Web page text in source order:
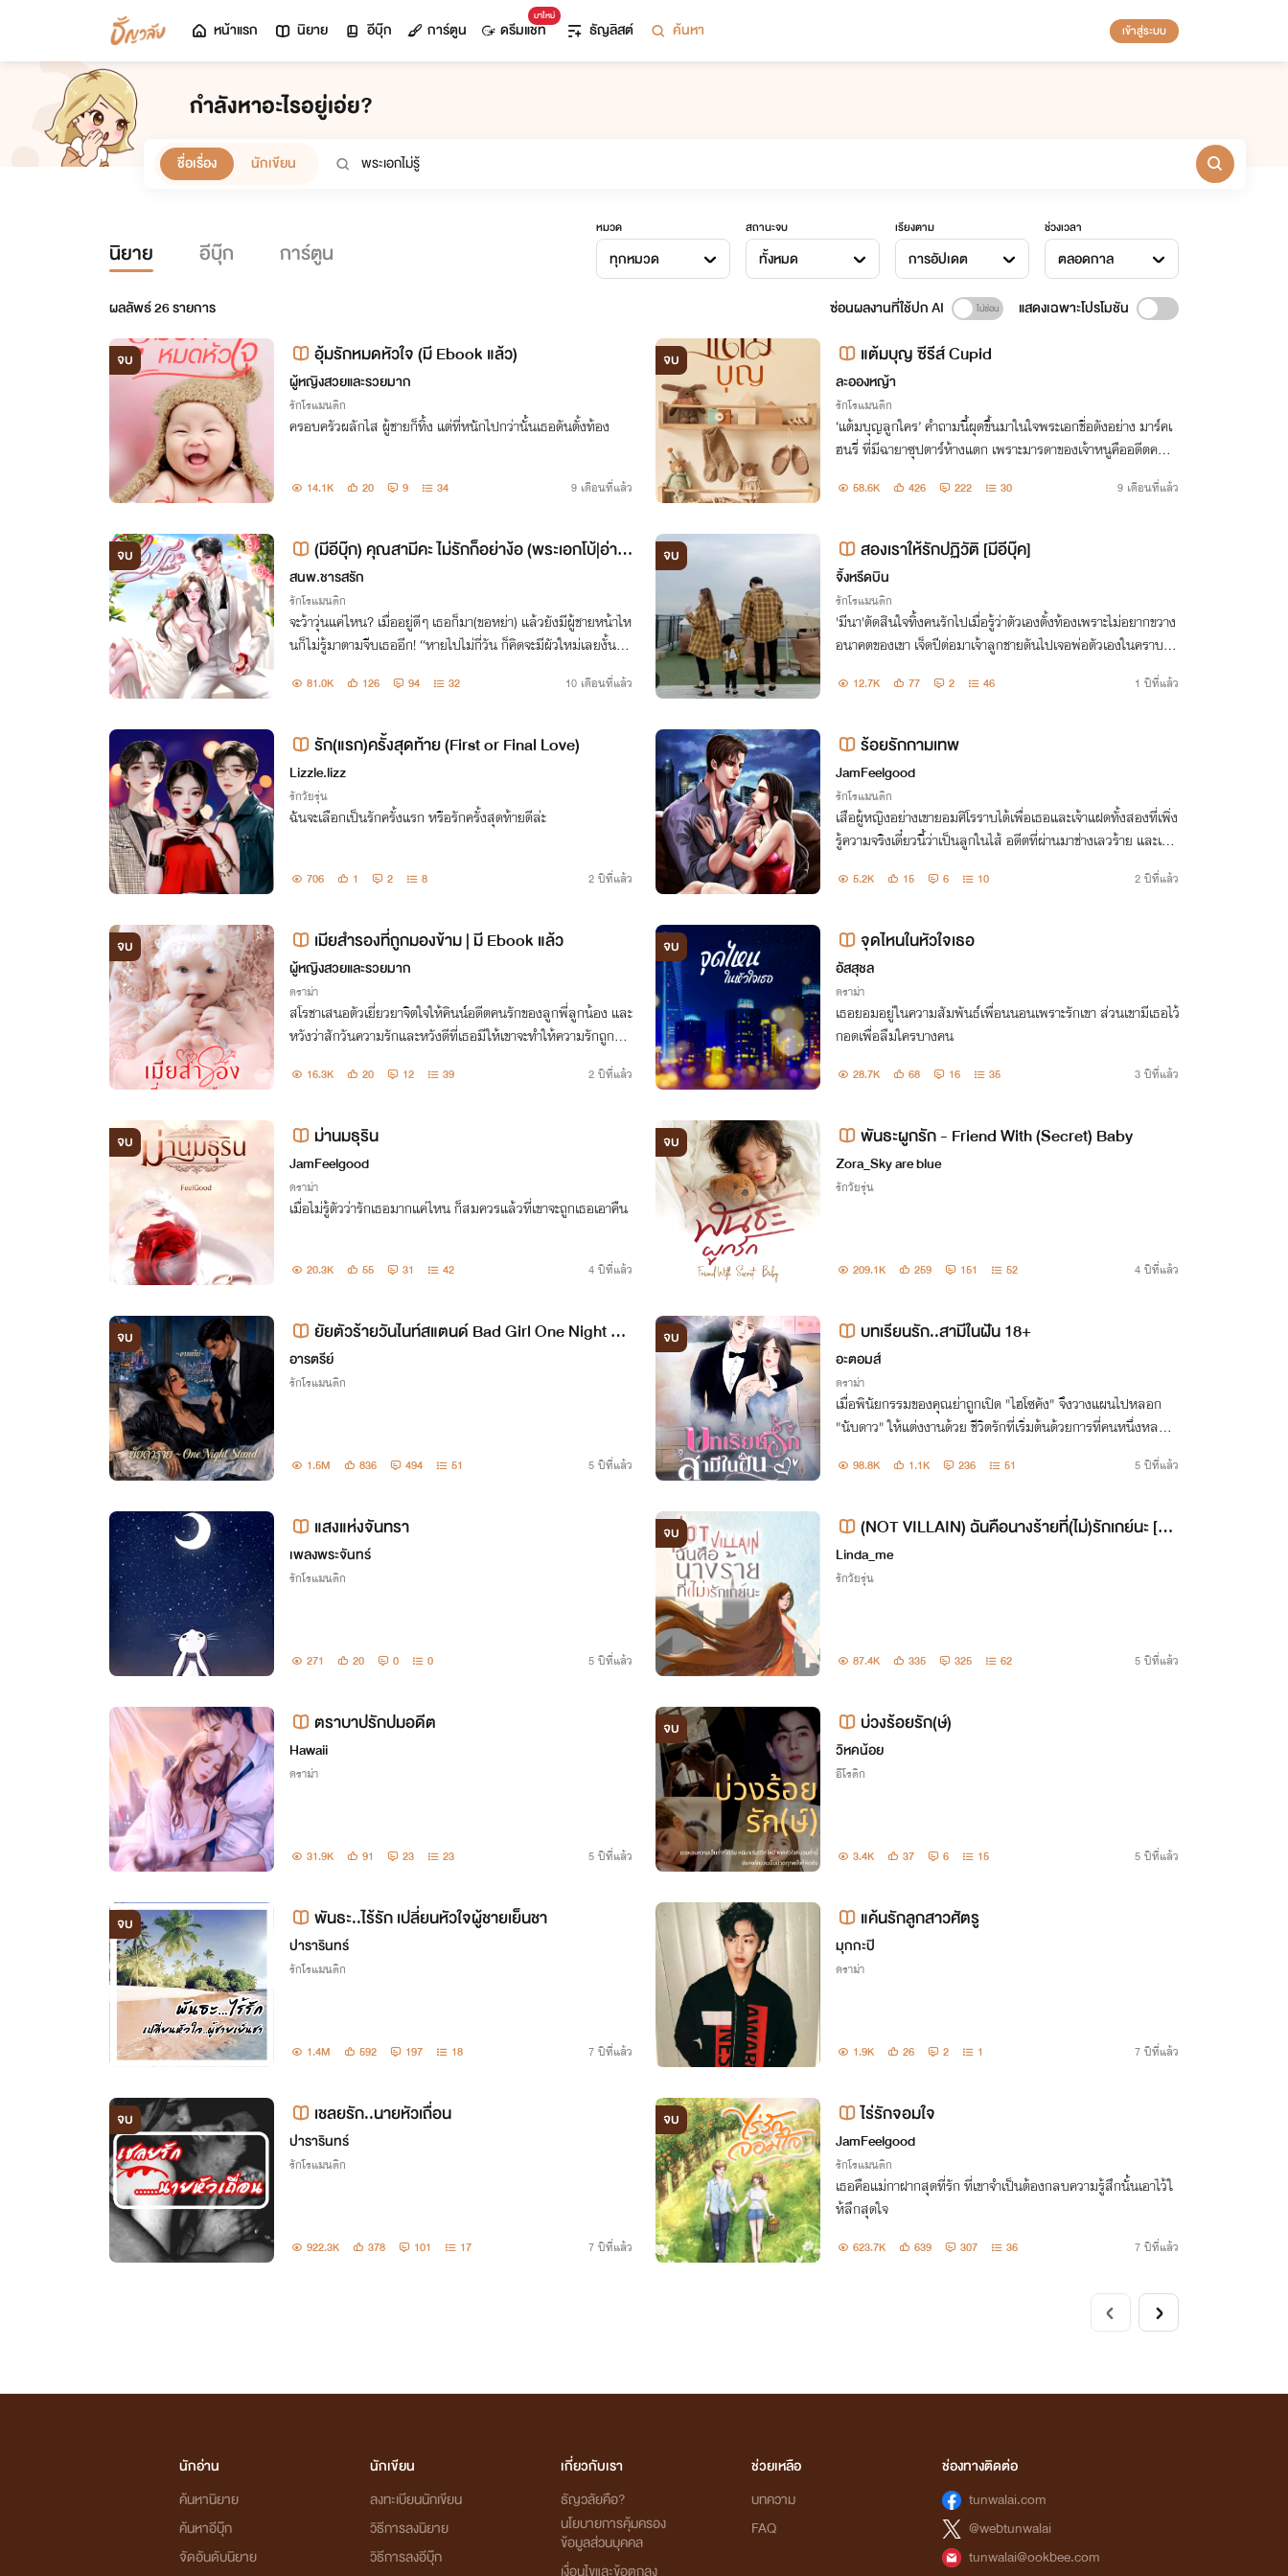
หน้าแรก นิยาย อีบุ๊ก การ์ตูน
มาใหม่
ดรีมแชท ธัญลิสต์ ค้นหา เข้าสู่ระบบ
กำลังหาอะไรอยู่เอ่ย?
ชื่อเรื่อง นักเขียน
นิยาย อีบุ๊ก การ์ตูน
หมวด
ทุกหมวด
สถานะจบ
ทั้งหมด
เรียงตาม
การอัปเดต
ช่วงเวลา
ตลอดกาล
ผลลัพธ์26รายการ ซ่อนผลงานที่ใช้ปก AI แสดงเฉพาะโปรโมชัน
จบ อุ้มรักหมดหัวใจ (มี Ebook แล้ว)
ผู้หญิงสวยและรวยมาก
รักโรแมนติก
ครอบครัวผลักไส ผู้ชายก็ทิ้ง แต่ที่หนักไปกว่านั้นเธอดันตั้งท้อง
14.1K 20 9 34 9 เดือนที่แล้ว
จบ แต้มบุญ ซีรีส์ Cupid
ละอองหญ้า
รักโรแมนติก
‘แต้มบุญลูกใคร’ คำถามนี้ผุดขึ้นมาในใจพระเอกชื่อดังอย่าง มาร์คเ
ฮนรี่ ที่มีฉายาซุปตาร์ห้างแตก เพราะมารดาของเจ้าหนูคืออดีตคนรั
มเหมือนเขา
58.6K 426 222 30 9 เดือนที่แล้ว
จบ
(มีอีบุ๊ก) คุณสามีคะ ไม่รักก็อย่าง้อ (พระเอกโบ้|อ่าน
ฟรี)
สนพ.ชารสรัก
รักโรแมนติก
จะว้าวุ่นแค่ไหน? เมื่ออยู่ดีๆ เธอก็มา(ขอหย่า) แล้วยังมีผู้ชายหน้าไห
นก็ไม่รู้มาตามจีบเธออีก! “หายไปไม่กี่วัน ก็คิดจะมีผัวใหม่เลยงั้นเห
81.0K 126 94 32 10 เดือนที่แล้ว
จบ สองเราให้รักปฏิวัติ [มีอีบุ๊ค]
จิ้งหรีดบิน
รักโรแมนติก
'มีนา'ตัดสินใจทิ้งคนรักไปเมื่อรู้ว่าตัวเองตั้งท้องเพราะไม่อยากขวาง
อนาคตของเขา เจ็ดปีต่อมาเจ้าลูกชายดันไปเจอพ่อตัวเองในคราบซีอี
มียคืน!
12.7K 77 2 46 1 ปีที่แล้ว
รัก(แรก)ครั้งสุดท้าย (First or Final Love)
Lizzle.lizz
รักวัยรุ่น
ฉันจะเลือกเป็นรักครั้งแรก หรือรักครั้งสุดท้ายดีล่ะ
706 1 2 8 2 ปีที่แล้ว
ร้อยรักกามเทพ
JamFeelgood
รักโรแมนติก
เสือผู้หญิงอย่างเขายอมศิโรราบได้เพื่อเธอและเจ้าแฝดทั้งสองที่เพิ่ง
รู้ความจริงเดี๋ยวนี้ว่าเป็นลูกในไส้ อดีตที่ผ่านมาช่างเลวร้าย และเขา
5.2K 15 6 10 2 ปีที่แล้ว
จบ เมียสำรองที่ถูกมองข้าม | มี Ebook แล้ว
ผู้หญิงสวยและรวยมาก
ดราม่า
สโรชาเสนอตัวเยี่ยวยาจิตใจให้คินน์อดีตคนรักของลูกพี่ลูกน้อง และ
หวังว่าสักวันความรักและหวังดีที่เธอมีให้เขาจะทำให้ความรักถูกแบ่
คนเก่าไม่ได้
16.3K 20 12 39 2 ปีที่แล้ว
จบ จุดไหนในหัวใจเธอ
อัสสุชล
ดราม่า
เธอยอมอยู่ในความสัมพันธ์เพื่อนนอนเพราะรักเขา ส่วนเขามีเธอไว้
กอดเพื่อลืมใครบางคน
28.7K 68 16 35 3 ปีที่แล้ว
จบ ม่านมธุริน
JamFeelgood
ดราม่า
เมื่อไม่รู้ตัวว่ารักเธอมากแค่ไหน ก็สมควรแล้วที่เขาจะถูกเธอเอาคืน
20.3K 55 31 42 4 ปีที่แล้ว
จบ พันธะผูกรัก - Friend With (Secret) Baby
Zora_Sky are blue
รักวัยรุ่น
209.1K 259 151 52 4 ปีที่แล้ว
จบ
ยัยตัวร้ายวันไนท์สแตนด์ Bad Girl One Night St
and
อารตรีย์
รักโรแมนติก
1.5M 836 494 51 5 ปีที่แล้ว
จบ บทเรียนรัก..สามีในฝัน 18+
อะตอมส์
ดราม่า
เมื่อพินัยกรรมของคุณย่าถูกเปิด "ไฮโซคัง" จึงวางแผนไปหลอก
"นับดาว" ให้แต่งงานด้วย ชีวิตรักที่เริ่มต้นด้วยการที่คนหนึ่งหลอก
หลอกใช้
98.8K 1.1K 236 51 5 ปีที่แล้ว
แสงแห่งจันทรา
เพลงพระจันทร์
รักโรแมนติก
271 20 0 0 5 ปีที่แล้ว
จบ
(NOT VILLAIN) ฉันคือนางร้ายที่(ไม่)รักเกย์นะ [ภา
คต่อ] 4p
Linda_me
รักวัยรุ่น
87.4K 335 325 62 5 ปีที่แล้ว
ตราบาป​รักปมอดีต
Hawaii
ดราม่า
31.9K 91 23 23 5 ปีที่แล้ว
จบ บ่วงร้อยรัก(ษ์)
วิหคน้อย
อีโรติก
3.4K 37 6 15 5 ปีที่แล้ว
จบ พันธะ..ไร้รัก เปลี่ยนหัวใจผู้ชายเย็นชา
ปารารินทร์
รักโรแมนติก
1.4M 592 197 18 7 ปีที่แล้ว
แค้นรักลูกสาวศัตรู
มุกกะปิ
ดราม่า
1.9K 26 2 1 7 ปีที่แล้ว
จบ เชลยรัก..นายหัวเถื่อน
ปารารินทร์
รักโรแมนติก
922.3K 378 101 17 7 ปีที่แล้ว
จบ ไร่รักจอมใจ
JamFeelgood
รักโรแมนติก
เธอคือแม่กาฝากสุดที่รัก ที่เขาจำเป็นต้องกลบความรู้สึกนั้นเอาไว้ใ
ห้ลึกสุดใจ
623.7K 639 307 36 7 ปีที่แล้ว
นักอ่าน
ค้นหานิยาย
ค้นหาอีบุ๊ก
จัดอันดับนิยาย
นักเขียน
ลงทะเบียนนักเขียน
วิธีการลงนิยาย
วิธีการลงอีบุ๊ก
เกี่ยวกับเรา
ธัญวลัยคือ?
นโยบายการคุ้มครอง
ข้อมูลส่วนบุคคล
ช่วยเหลือ
บทความ
FAQ
ช่องทางติดต่อ
tunwalai.com
@webtunwalai
tunwalai@ookbee.com